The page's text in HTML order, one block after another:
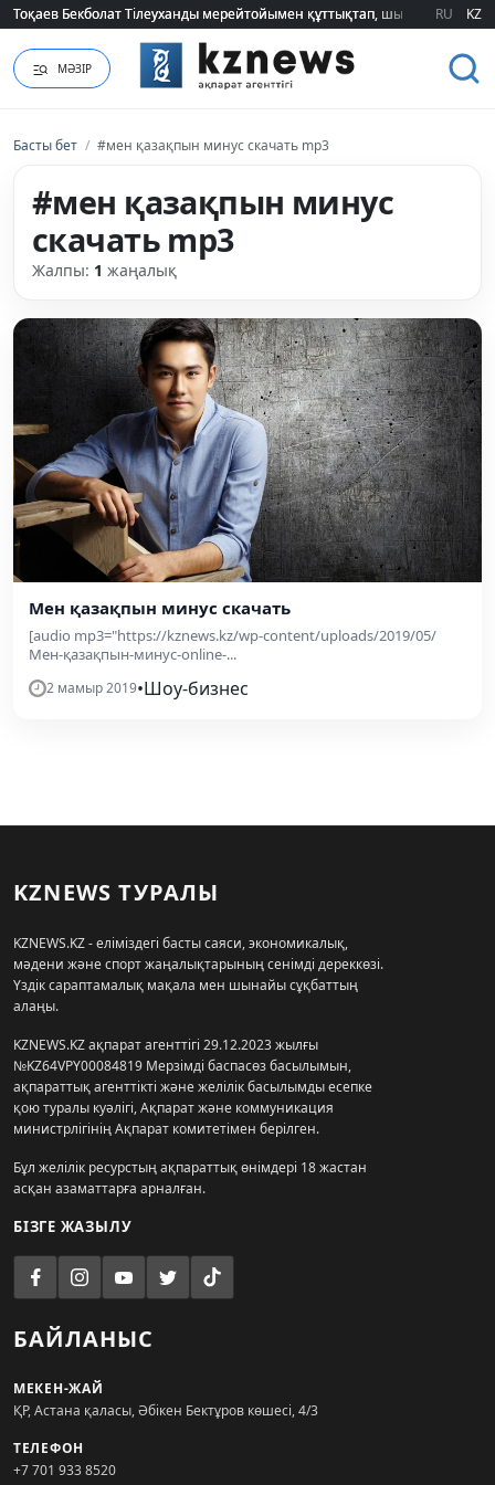
Тоқаев Бекболат Тілеуханды мерейтойымен құттықтап, шығармашылық
Тоқаев Бекболат Тілеуханды мерейтойымен құттықтап, шығармашылық
RU KZ
МӘЗІР
Басты бет / #мен қазақпын минус скачать mp3
#мен қазақпын минус
скачать mp3
Жалпы: 1 жаңалық
Мен қазақпын минус скачать
[audio mp3="https://kznews.kz/wp-content/uploads/2019/05/
Мен-қазақпын-минус-online-...
2 мамыр 2019•Шоу-бизнес
KZNEWS ТУРАЛЫ
KZNEWS.KZ - еліміздегі басты саяси, экономикалық,
мәдени және спорт жаңалықтарының сенімді дереккөзі.
Үздік сараптамалық мақала мен шынайы сұқбаттың
алаңы.
KZNEWS.KZ ақпарат агенттігі 29.12.2023 жылғы
№KZ64VPY00084819 Мерзімді баспасөз басылымын,
ақпараттық агенттікті және желілік басылымды есепке
қою туралы куәлігі, Ақпарат және коммуникация
министрлігінің Ақпарат комитетімен берілген.
Бұл желілік ресурстың ақпараттық өнімдері 18 жастан
асқан азаматтарға арналған.
БІЗГЕ ЖАЗЫЛУ
БАЙЛАНЫС
МЕКЕН-ЖАЙ
ҚР, Астана қаласы, Әбікен Бектұров көшесі, 4/3
ТЕЛЕФОН
+7 701 933 8520